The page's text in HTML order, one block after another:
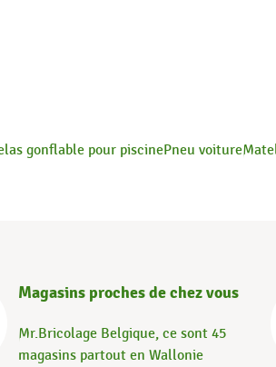
gonflable pour piscinePneu voiture
Magasins proches de chez vous
Mr.Bricolage Belgique, ce sont 45
magasins partout en Wallonie